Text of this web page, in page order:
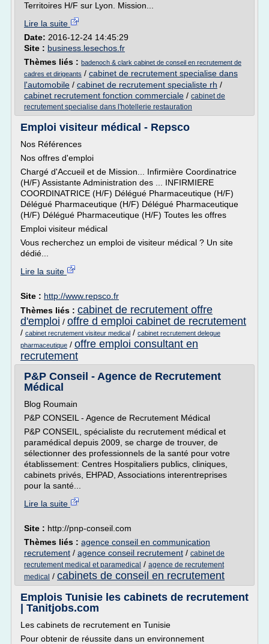
Territoires H/F sur Lyon. Mission...
Lire la suite
Date: 2016-12-24 14:45:29
Site : business.lesechos.fr
Thèmes liés : badenoch & clark cabinet de conseil en recrutement de
cadres et dirigeants / cabinet de recrutement specialise dans
l'automobile / cabinet de recrutement specialiste rh /
cabinet recrutement fonction commerciale / cabinet de
recrutement specialise dans l'hotellerie restauration
Emploi visiteur médical - Repsco
Nos Références
Nos offres d'emploi
Chargé d'Accueil et de Mission... Infirmière Coordinatrice
(H/F) Assistante Administration des ... INFIRMIERE
COORDINATRICE (H/F) Délégué Pharmaceutique (H/F)
Délégué Pharmaceutique (H/F) Délégué Pharmaceutique
(H/F) Délégué Pharmaceutique (H/F) Toutes les offres
Emploi visiteur médical
Vous recherchez un emploi de visiteur médical ? Un site
dédié...
Lire la suite
Site : http://www.repsco.fr
Thèmes liés : cabinet de recrutement offre
d'emploi / offre d emploi cabinet de recrutement
/ cabinet recrutement visiteur medical / cabinet recrutement delegue
pharmaceutique / offre emploi consultant en
recrutement
P&P Conseil - Agence de Recrutement
Médical
Blog Roumain
P&P CONSEIL - Agence de Recrutement Médical
P&P CONSEIL, spécialiste du recrutement médical et
paramédical depuis 2009, se charge de trouver, de
sélectionner des professionnels de la santé pour votre
établissement: Centres Hospitaliers publics, cliniques,
cabinets privés, EHPAD, Associations interentreprises
pour la santé...
Lire la suite
Site : http://pnp-conseil.com
Thèmes liés : agence conseil en communication
recrutement / agence conseil recrutement / cabinet de
recrutement medical et paramedical / agence de recrutement
medical / cabinets de conseil en recrutement
Emplois Tunisie les cabinets de recrutement
| Tanitjobs.com
Les cabinets de recrutement en Tunisie
Pour obtenir de réussite dans un environnement